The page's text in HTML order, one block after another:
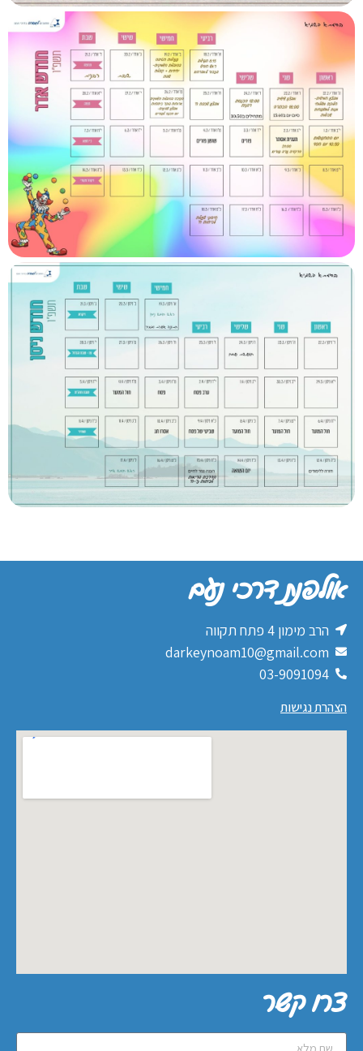
אולפנת דרכי נעם
הרב מימון 4 פתח תקווה
darkeynoam10@gmail.com
03-9091094
הצהרת נגישות
צרו קשר